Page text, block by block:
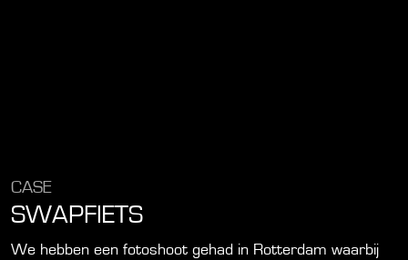
CASE
SWAPFIETS
We hebben een fotoshoot gehad in Rotterdam waarbij